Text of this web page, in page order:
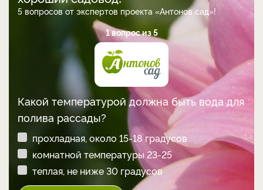
5 вопросов от экспертов проекта «Антонов сад»!
1 вопрос из 5
Какой температурой должна быть вода для
полива рассады?
прохладная, около 15-18 градусов
комнатной температуры 23-25
теплая, не ниже 30 градусов